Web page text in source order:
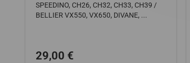
SPEEDINO, CH26, CH32, CH33, CH39 /
BELLIER VX550, VX650, DIVANE, ...
29,00 €